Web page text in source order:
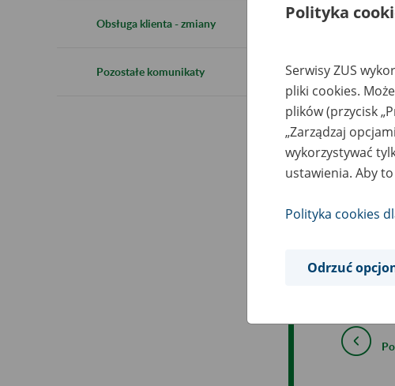
Obsługa klienta - zmiany
Pozostałe komunikaty
5 maja
W tym
Polityka
Serwisy ZUS
pliki cookies.
plików (przycisk
„Zarządzaj
wykorzystywać
ustawienia. Aby
Polityka cookies
Odrzuć